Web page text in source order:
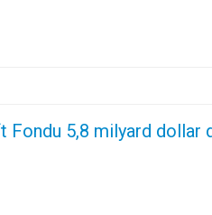
Fondu 5,8 milyard dollar